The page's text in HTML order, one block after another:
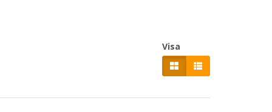
Visa